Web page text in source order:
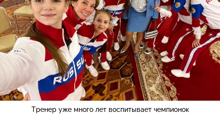
Тренер уже много лет воспитывает чемпионок